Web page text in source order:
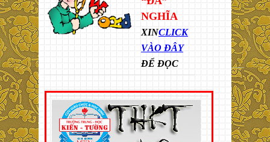
NGHĨA
XINCLICK
VÀO ĐÂY
ĐỂ ĐỌC